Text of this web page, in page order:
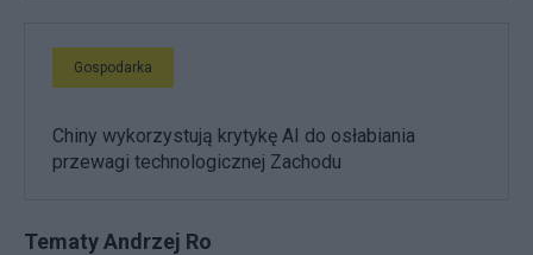
Gospodarka
Chiny wykorzystują krytykę AI do osłabiania
przewagi technologicznej Zachodu
Tematy Andrzej Ro